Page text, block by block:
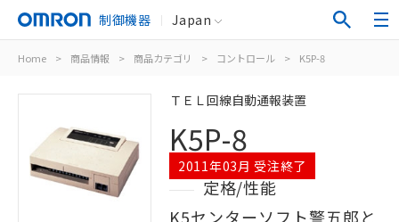
制御機器 Japan
Home > 商品情報 > 商品カテゴリ > コントロール > K5P-8
ＴＥＬ回線自動通報装置
K5P-8
2011年03月 受注終了
定格/性能
K5センターソフト警五郎と